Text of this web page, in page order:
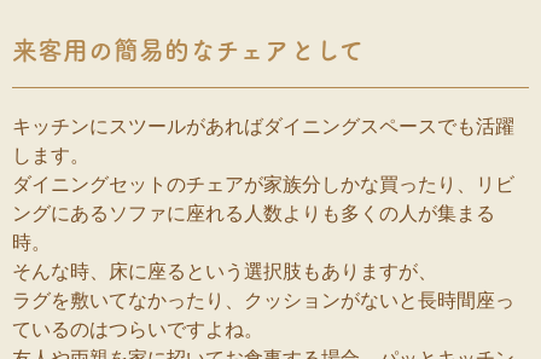
来客用の簡易的なチェアとして
キッチンにスツールがあればダイニングスペースでも活躍
します。
ダイニングセットのチェアが家族分しかな買ったり、リビ
ングにあるソファに座れる人数よりも多くの人が集まる
時。
そんな時、床に座るという選択肢もありますが、
ラグを敷いてなかったり、クッションがないと長時間座っ
ているのはつらいですよね。